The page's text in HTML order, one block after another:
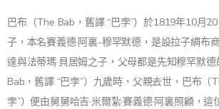
巴布（The Bab，舊譯 “巴孛”）於1819年10月
子，本名賽義德·阿裏-穆罕默德，是設拉子綢布
達與法蒂瑪·貝居姆之子，父母都是先知穆罕默
Bab，舊譯 “巴孛”）九歲時，父親去世，巴布（
孛”）便由舅舅哈吉·米爾紮·賽義德·阿裏照顧，